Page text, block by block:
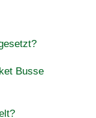
Busse